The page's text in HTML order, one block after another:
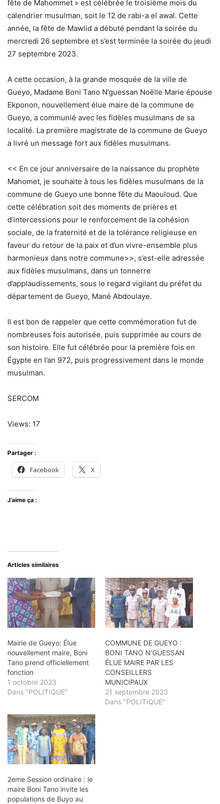
fête de Mahommet » est célébrée le troisième mois du
calendrier musulman, soit le 12 de rabi-a el awal. Cette
année, la fête de Mawlid a débuté pendant la soirée du
mercredi 26 septembre et s’est terminée la soirée du jeudi
27 septembre 2023.
A cette occasion, à la grande mosquée de la ville de
Gueyo, Madame Boni Tano N’guessan Noëlle Marie épouse
Ekponon, nouvellement élue maire de la commune de
Gueyo, a communié avec les fidèles musulmans de sa
localité. La première magistrate de la commune de Gueyo
a livré un message fort aux fidèles musulmans.
<< En ce jour anniversaire de la naissance du prophète
Mahomet, je souhaite à tous les fidèles musulmans de la
commune de Gueyo une bonne fête du Maouloud. Que
cette célébration soit des moments de prières et
d’intercessions pour le renforcement de la cohésion
sociale, de la fraternité et de la tolérance religieuse en
faveur du retour de la paix et d’un vivre-ensemble plus
harmonieux dans notre commune>>, s’est-elle adressée
aux fidèles musulmans, dans un tonnerre
d’applaudissements, sous le regard vigilant du préfet du
département de Gueyo, Mané Abdoulaye.
Il est bon de rappeler que cette commémoration fut de
nombreuses fois autorisée, puis supprimée au cours de
son histoire. Elle fut célébrée pour la première fois en
Égypte en l’an 972, puis progressivement dans le monde
musulman.
SERCOM
Views: 17
Partager :
Facebook X
J’aime ça :
Articles similaires
Mairie de Gueyo: Élue
nouvellement maire, Boni
Tano prend officiellement
fonction
1 octobre 2023
Dans "POLITIQUE"
COMMUNE DE GUEYO :
BONI TANO N’GUESSAN
ÉLUE MAIRE PAR LES
CONSEILLERS
MUNICIPAUX
21 septembre 2023
Dans "POLITIQUE"
2eme Session ordinaire : le
maire Boni Tano invite les
populations de Buyo au